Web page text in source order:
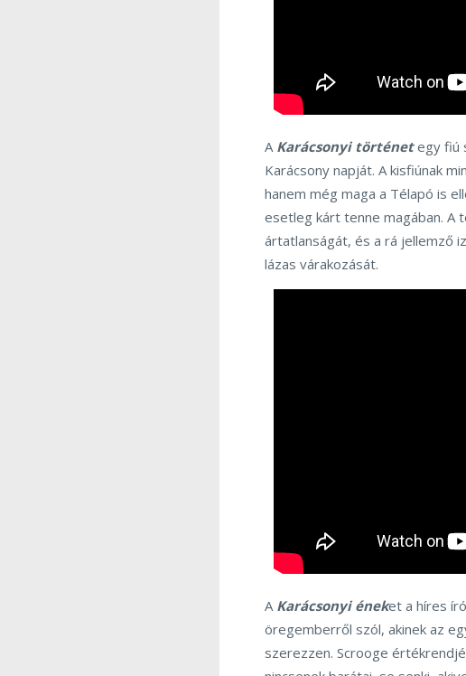
A Karácsonyi történetegy fiú
Karácsony napját. A kisfiúnak
hanem még maga a Télapó is
esetleg kárt tenne magában. A
ártatlanságát, és a rá jellemző
lázas várakozását.
A Karácsonyi éneket a híres
öregemberről szól, akinek az
szerezzen. Scrooge